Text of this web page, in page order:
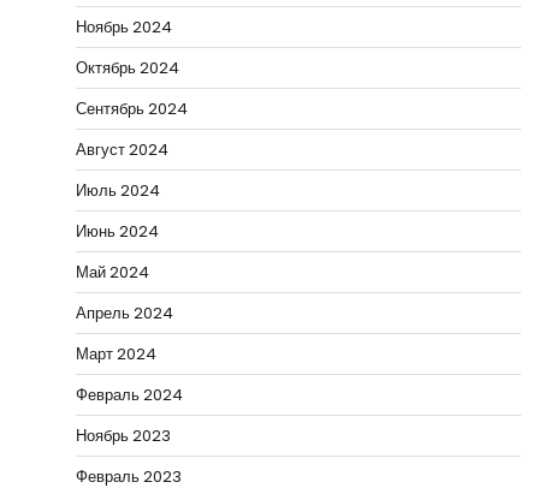
Ноябрь 2024
Октябрь 2024
Сентябрь 2024
Август 2024
Июль 2024
Июнь 2024
Май 2024
Апрель 2024
Март 2024
Февраль 2024
Ноябрь 2023
Февраль 2023